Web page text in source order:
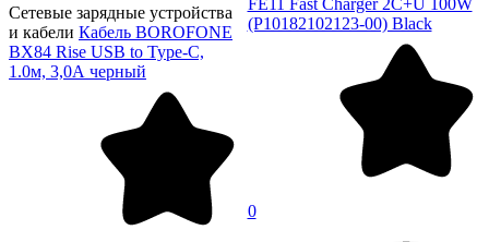
Сетевые зарядные устройства
и кабели Кабель BOROFONE
BX84 Rise USB to Type-C,
1.0м, 3,0А черный
FE11 Fast Charger 2C+U 100W
(P10182102123-00) Black
0